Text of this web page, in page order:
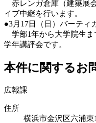
赤レンガ倉庫（建築展
イブ中継を行います。
●3月17日（日）バーティ
学部1年から大学院生
学年講評会です。
本件に関するお
広報課
住所
横浜市金沢区六浦東